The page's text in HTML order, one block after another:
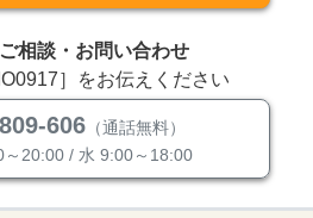
相談・お問い合わせ
］をお伝えください
606 （通話無料）
～20:00 / 水 9:00～18:00